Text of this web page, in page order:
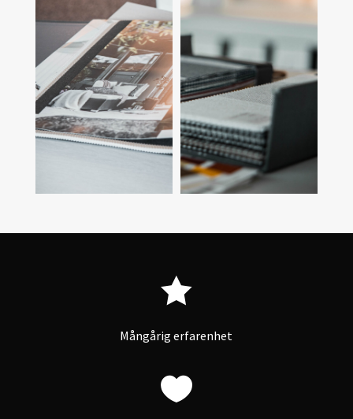

Mångårig erfarenhet
